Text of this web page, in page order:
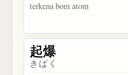
terkena bom atom
起爆
きばく